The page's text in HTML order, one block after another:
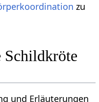
zu
Schildkröte
und Erläuterungen